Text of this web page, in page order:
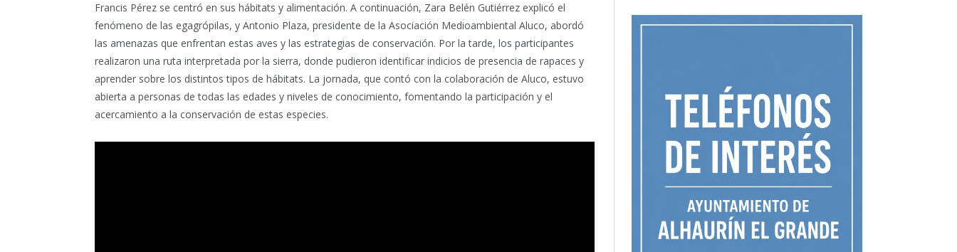
Francis Pérez se centró en sus hábitats y alimentación. A continuación, Zara Belén Gutiérrez explicó el
fenómeno de las egagrópilas, y Antonio Plaza, presidente de la Asociación Medioambiental Aluco, abordó
las amenazas que enfrentan estas aves y las estrategias de conservación. Por la tarde, los participantes
realizaron una ruta interpretada por la sierra, donde pudieron identificar indicios de presencia de rapaces y
aprender sobre los distintos tipos de hábitats. La jornada, que contó con la colaboración de Aluco, estuvo
abierta a personas de todas las edades y niveles de conocimiento, fomentando la participación y el
acercamiento a la conservación de estas especies.